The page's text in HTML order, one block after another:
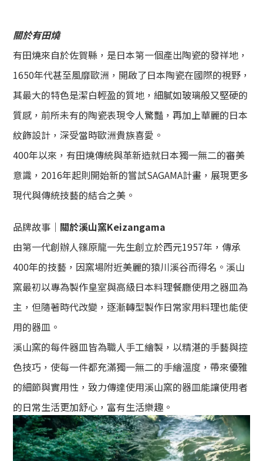
關於有田燒
有田燒來自於佐賀縣，是日本第一個產出陶瓷的發祥地，
1650年代甚至風靡歐洲，開啟了日本陶瓷在國際的視野，
其最大的特色是潔白輕盈的質地，細膩如玻璃般又堅硬的
質感，前所未有的陶瓷表現令人驚豔，再加上華麗的日本
紋飾設計，深受當時歐洲貴族喜愛。
400年以來，有田燒傳統與革新造就日本獨一無二的審美
意識，2016年起則開始新的嘗試SAGAMA計畫，展現更多
現代與傳統技藝的結合之美。
品牌故事｜ 關於溪山窯Keizangama
由第一代創辦人篠原龍一先生創立於西元1957年，傳承
400年的技藝，因窯場附近美麗的猿川溪谷而得名。溪山
窯最初以專為製作皇室與高級日本料理餐廳使用之器皿為
主，但隨著時代改變，逐漸轉型製作日常家用料理也能使
用的器皿。
溪山窯的每件器皿皆為職人手工繪製，以精湛的手藝與控
色技巧，使每一件都充滿獨一無二的手繪溫度，帶來優雅
的細節與實用性，致力傳達使用溪山窯的器皿能讓使用者
的日常生活更加舒心，富有生活樂趣。